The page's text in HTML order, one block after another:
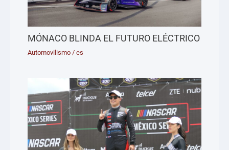
MÓNACO BLINDA EL FUTURO ELÉCTRICO
Automovilismo /es